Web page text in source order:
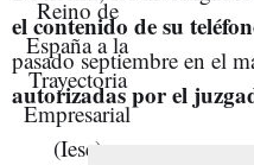
el contenido de su
pasado septiembre en el
autorizadas por el